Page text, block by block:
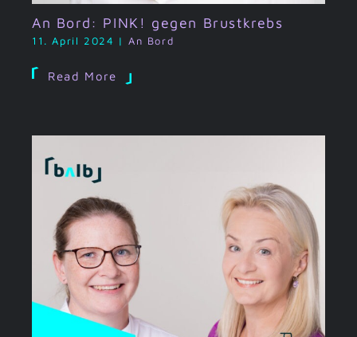
An Bord: PINK! gegen Brustkrebs
11. April 2024 | An Bord
Read More